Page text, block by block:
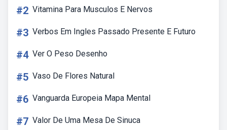
#2 Vitamina Para Musculos E Nervos
#3 Verbos Em Ingles Passado Presente E Futuro
#4 Ver O Peso Desenho
#5 Vaso De Flores Natural
#6 Vanguarda Europeia Mapa Mental
#7 Valor De Uma Mesa De Sinuca